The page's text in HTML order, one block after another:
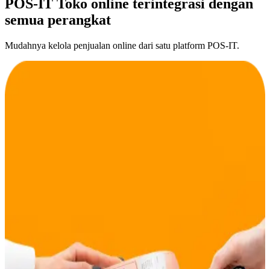
POS-IT Toko online terintegrasi dengan
semua perangkat
Mudahnya kelola penjualan online dari satu platform POS-IT.